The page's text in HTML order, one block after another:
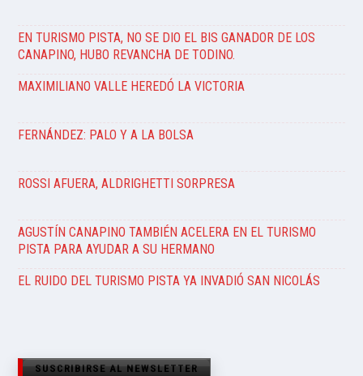
EN TURISMO PISTA, NO SE DIO EL BIS GANADOR DE LOS
CANAPINO, HUBO REVANCHA DE TODINO.
MAXIMILIANO VALLE HEREDÓ LA VICTORIA
FERNÁNDEZ: PALO Y A LA BOLSA
ROSSI AFUERA, ALDRIGHETTI SORPRESA
AGUSTÍN CANAPINO TAMBIÉN ACELERA EN EL TURISMO
PISTA PARA AYUDAR A SU HERMANO
EL RUIDO DEL TURISMO PISTA YA INVADIÓ SAN NICOLÁS
SUSCRIBIRSE AL NEWSLETTER